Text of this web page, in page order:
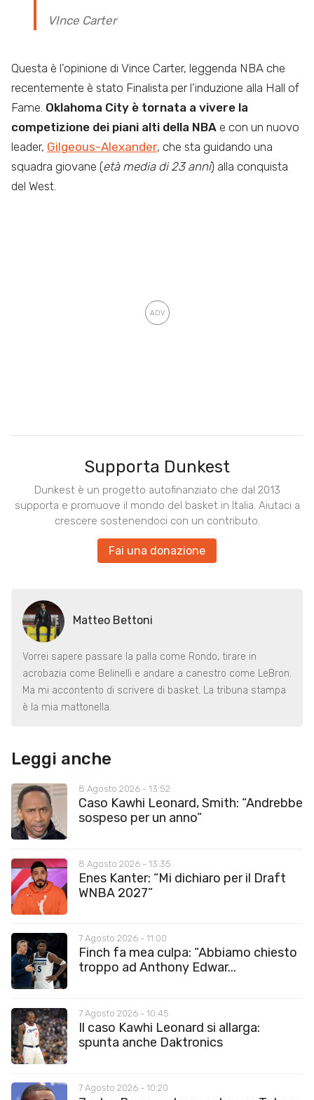
VInce Carter
Questa è l’opinione di Vince Carter, leggenda NBA che
recentemente è stato Finalista per l’induzione alla Hall of
Fame. Oklahoma City è tornata a vivere la
competizione dei piani alti della NBA e con un nuovo
leader, Gilgeous-Alexander, che sta guidando una
squadra giovane (età media di 23 anni) alla conquista
del West.
Supporta Dunkest
Dunkest è un progetto autofinanziato che dal 2013
supporta e promuove il mondo del basket in Italia. Aiutaci a
crescere sostenendoci con un contributo.
Fai una donazione
Matteo Bettoni
Vorrei sapere passare la palla come Rondo, tirare in
acrobazia come Belinelli e andare a canestro come LeBron.
Ma mi accontento di scrivere di basket. La tribuna stampa
è la mia mattonella.
Leggi anche
8 Agosto 2026 - 13:52
Caso Kawhi Leonard, Smith: “Andrebbe
sospeso per un anno”
8 Agosto 2026 - 13:35
Enes Kanter: “Mi dichiaro per il Draft
WNBA 2027”
7 Agosto 2026 - 11:00
Finch fa mea culpa: “Abbiamo chiesto
troppo ad Anthony Edwar...
7 Agosto 2026 - 10:45
Il caso Kawhi Leonard si allarga:
spunta anche Daktronics
7 Agosto 2026 - 10:20